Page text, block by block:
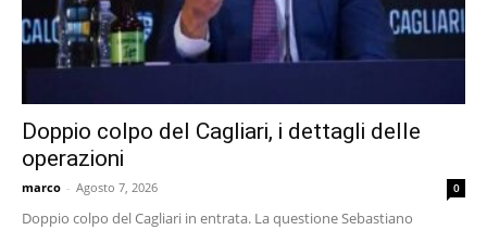
Doppio colpo del Cagliari, i dettagli delle
operazioni
marco - Agosto 7, 2026 0
Doppio colpo del Cagliari in entrata. La questione Sebastiano